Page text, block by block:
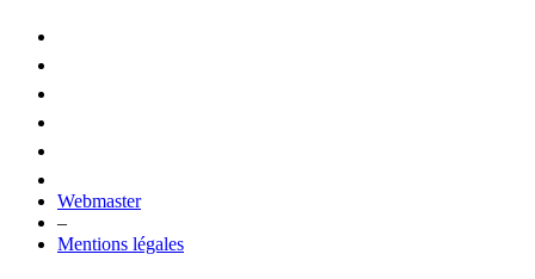
Webmaster
–
Mentions légales